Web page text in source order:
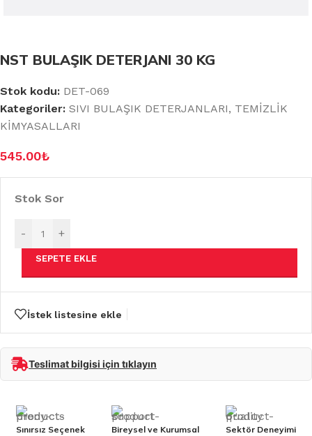
NST BULAŞIK DETERJANI 30 KG
Stok kodu: DET-069
Kategoriler: SIVI BULAŞIK DETERJANLARI, TEMİZLİK
KİMYASALLARI
545.00₺
Stok Sor
- +
SEPETE EKLE
İstek listesine ekle
Teslimat bilgisi için tıklayın
Sınırsız Seçenek Bireysel ve Kurumsal Sektör Deneyimi